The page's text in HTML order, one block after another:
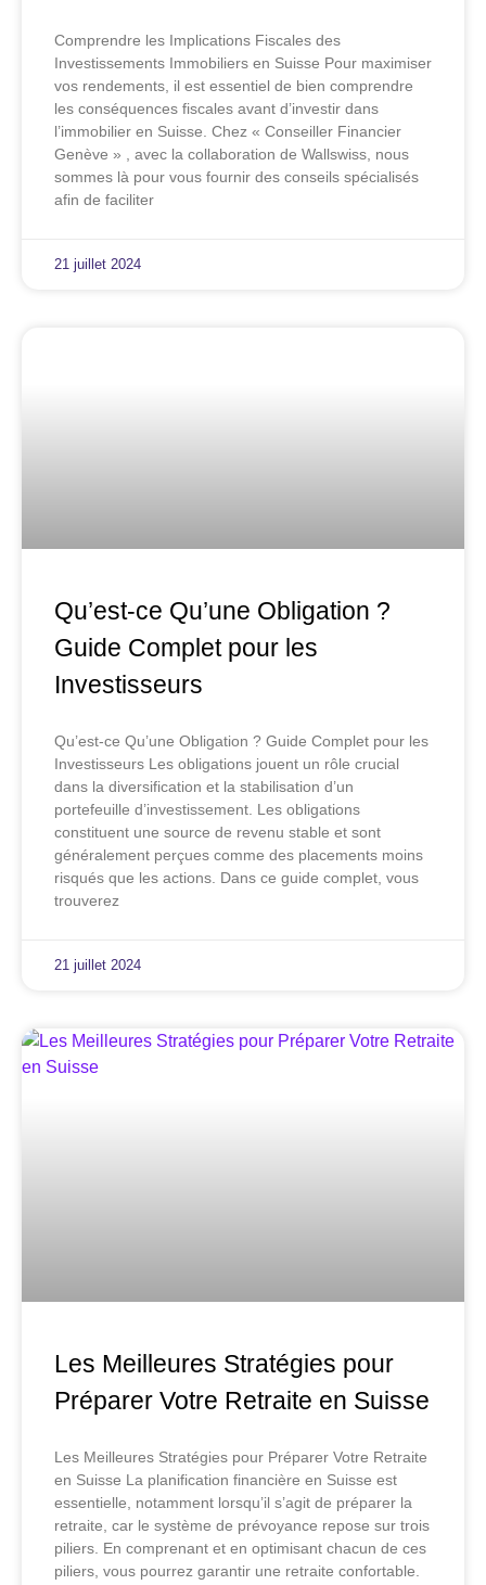
Comprendre les Implications Fiscales des
Investissements Immobiliers en Suisse Pour maximiser
vos rendements, il est essentiel de bien comprendre
les conséquences fiscales avant d’investir dans
l’immobilier en Suisse. Chez « Conseiller Financier
Genève » , avec la collaboration de Wallswiss, nous
sommes là pour vous fournir des conseils spécialisés
afin de faciliter
21 juillet 2024
Qu’est-ce Qu’une Obligation ?
Guide Complet pour les
Investisseurs
Qu’est-ce Qu’une Obligation ? Guide Complet pour les
Investisseurs Les obligations jouent un rôle crucial
dans la diversification et la stabilisation d’un
portefeuille d’investissement. Les obligations
constituent une source de revenu stable et sont
généralement perçues comme des placements moins
risqués que les actions. Dans ce guide complet, vous
trouverez
21 juillet 2024
Les Meilleures Stratégies pour
Préparer Votre Retraite en Suisse
Les Meilleures Stratégies pour Préparer Votre Retraite
en Suisse La planification financière en Suisse est
essentielle, notamment lorsqu’il s’agit de préparer la
retraite, car le système de prévoyance repose sur trois
piliers. En comprenant et en optimisant chacun de ces
piliers, vous pourrez garantir une retraite confortable.